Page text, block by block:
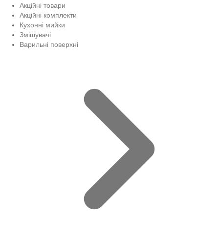
Акційні товари
Акційні комплекти
Кухонні мийки
Змішувачі
Варильні поверхні